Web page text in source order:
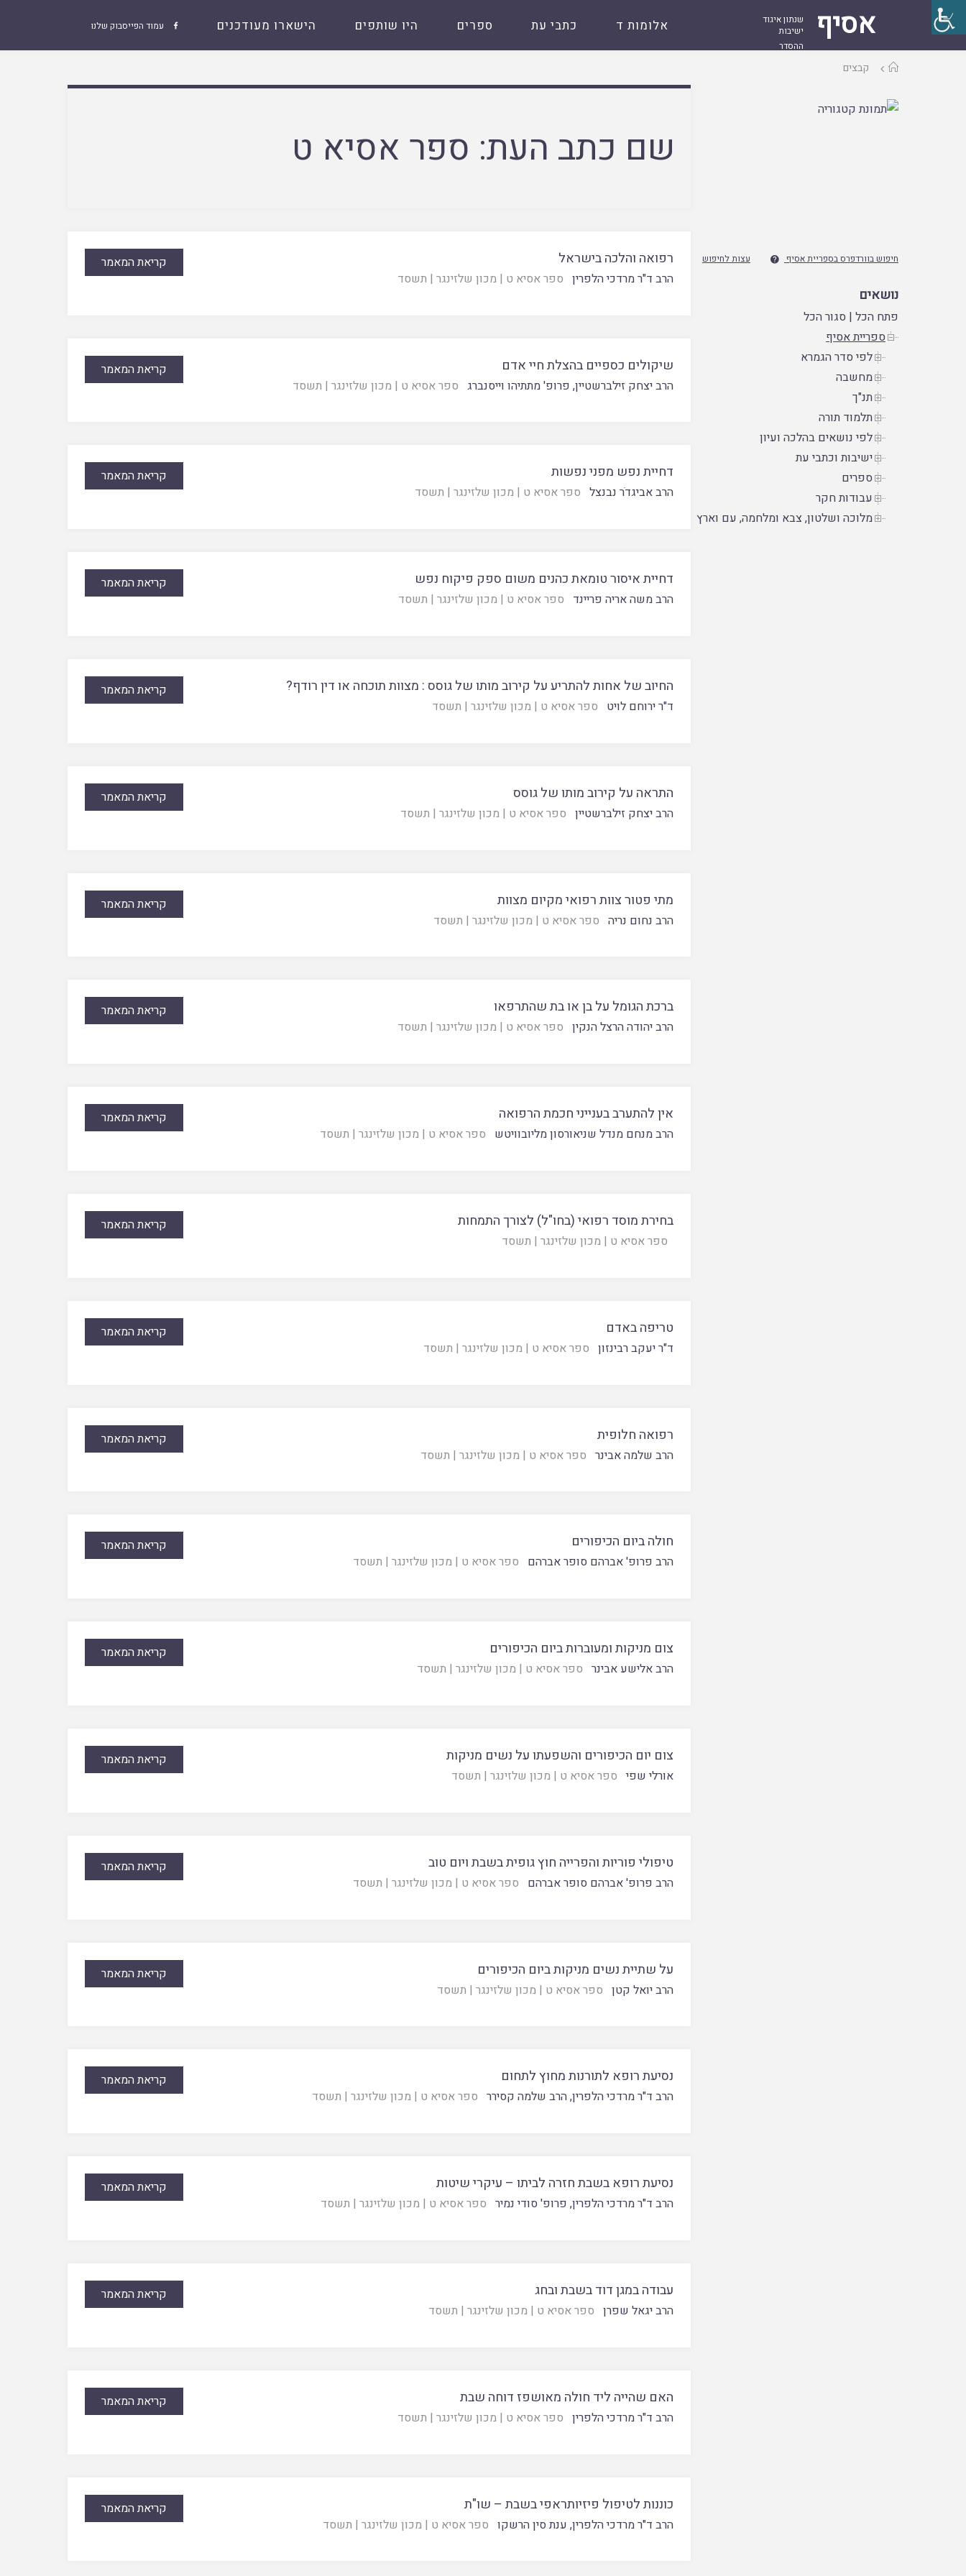
אסיף
שנתון איגוד
ישיבות
ההסדר
 עמוד הפייסבוק שלנו אלומות ד כתבי עת ספרים היו שותפים הישארו מעודכנים
עמודקבצים
חיפוש בוורדפרס בספריית אסיף  עצות לחיפוש
נושאים
פתח הכל |סגור הכל
ספריית אסיף
לפי סדר הגמרא
מחשבה
תנ"ך
תלמוד תורה
לפי נושאים בהלכה ועיון
ישיבות וכתבי עת
ספרים
עבודות חקר
מלוכה ושלטון, צבא ומלחמה, עם וארץ
שם כתב העת: ספר אסיא ט
רפואה והלכה בישראל
הרב ד"ר מרדכי הלפרין ספר אסיא ט | מכון שלזינגר | תשסד
קריאת המאמר
שיקולים כספיים בהצלת חיי אדם
הרב יצחק זילברשטיין, פרופ' מתתיהו וייסנברג ספר אסיא ט | מכון שלזינגר | תשסד
קריאת המאמר
דחיית נפש מפני נפשות
הרב אביגדֹר נבנצל ספר אסיא ט | מכון שלזינגר | תשסד
קריאת המאמר
דחיית איסור טומאת כהנים משום ספק פיקוח נפש
הרב משה אריה פריינד ספר אסיא ט | מכון שלזינגר | תשסד
קריאת המאמר
החיוב של אחות להתריע על קירוב מותו של גוסס : מצוות תוכחה או דין רודף?
ד"ר ירוחם לויט ספר אסיא ט | מכון שלזינגר | תשסד
קריאת המאמר
התראה על קירוב מותו של גוסס
הרב יצחק זילברשטיין ספר אסיא ט | מכון שלזינגר | תשסד
קריאת המאמר
מתי פטור צוות רפואי מקיום מצוות
הרב נחום נריה ספר אסיא ט | מכון שלזינגר | תשסד
קריאת המאמר
ברכת הגומל על בן או בת שהתרפאו
הרב יהודה הרצל הנקין ספר אסיא ט | מכון שלזינגר | תשסד
קריאת המאמר
אין להתערב בענייני חכמת הרפואה
הרב מנחם מנדל שניאורסון מליובוויטש ספר אסיא ט | מכון שלזינגר | תשסד
קריאת המאמר
בחירת מוסד רפואי (בחו"ל) לצורך התמחות
ספר אסיא ט | מכון שלזינגר | תשסד
קריאת המאמר
טריפה באדם
ד"ר יעקב רבינזון ספר אסיא ט | מכון שלזינגר | תשסד
קריאת המאמר
רפואה חלופית
הרב שלמה אבינר ספר אסיא ט | מכון שלזינגר | תשסד
קריאת המאמר
חולה ביום הכיפורים
הרב פרופ' אברהם סופר אברהם ספר אסיא ט | מכון שלזינגר | תשסד
קריאת המאמר
צום מניקות ומעוברות ביום הכיפורים
הרב אלישע אבינר ספר אסיא ט | מכון שלזינגר | תשסד
קריאת המאמר
צום יום הכיפורים והשפעתו על נשים מניקות
אורלי שפי ספר אסיא ט | מכון שלזינגר | תשסד
קריאת המאמר
טיפולי פוריות והפרייה חוץ גופית בשבת ויום טוב
הרב פרופ' אברהם סופר אברהם ספר אסיא ט | מכון שלזינגר | תשסד
קריאת המאמר
על שתיית נשים מניקות ביום הכיפורים
הרב יואל קטן ספר אסיא ט | מכון שלזינגר | תשסד
קריאת המאמר
נסיעת רופא לתורנות מחוץ לתחום
הרב ד"ר מרדכי הלפרין,הרב שלמה קסירר ספר אסיא ט | מכון שלזינגר | תשסד
קריאת המאמר
נסיעת רופא בשבת חזרה לביתו – עיקרי שיטות
הרב ד"ר מרדכי הלפרין, פרופ' סודי נמיר ספר אסיא ט | מכון שלזינגר | תשסד
קריאת המאמר
עבודה במגן דוד בשבת ובחג
הרב יגאל שפרן ספר אסיא ט | מכון שלזינגר | תשסד
קריאת המאמר
האם שהייה ליד חולה מאושפז דוחה שבת
הרב ד"ר מרדכי הלפרין ספר אסיא ט | מכון שלזינגר | תשסד
קריאת המאמר
כוננות לטיפול פיזיותראפי בשבת – שו"ת
הרב ד"ר מרדכי הלפרין, ענת סין הרשקו ספר אסיא ט | מכון שלזינגר | תשסד
קריאת המאמר